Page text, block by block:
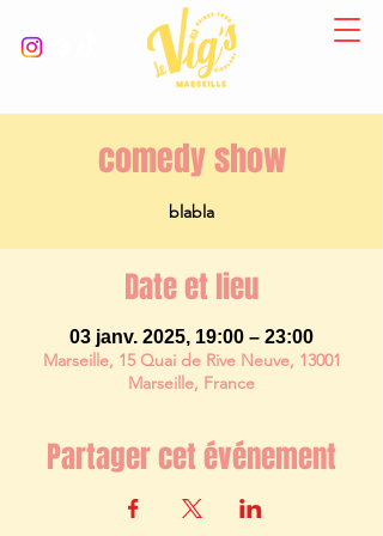
comedy show
blabla
Date et lieu
03 janv. 2025, 19:00 – 23:00
Marseille, 15 Quai de Rive Neuve, 13001
Marseille, France
Partager cet événement